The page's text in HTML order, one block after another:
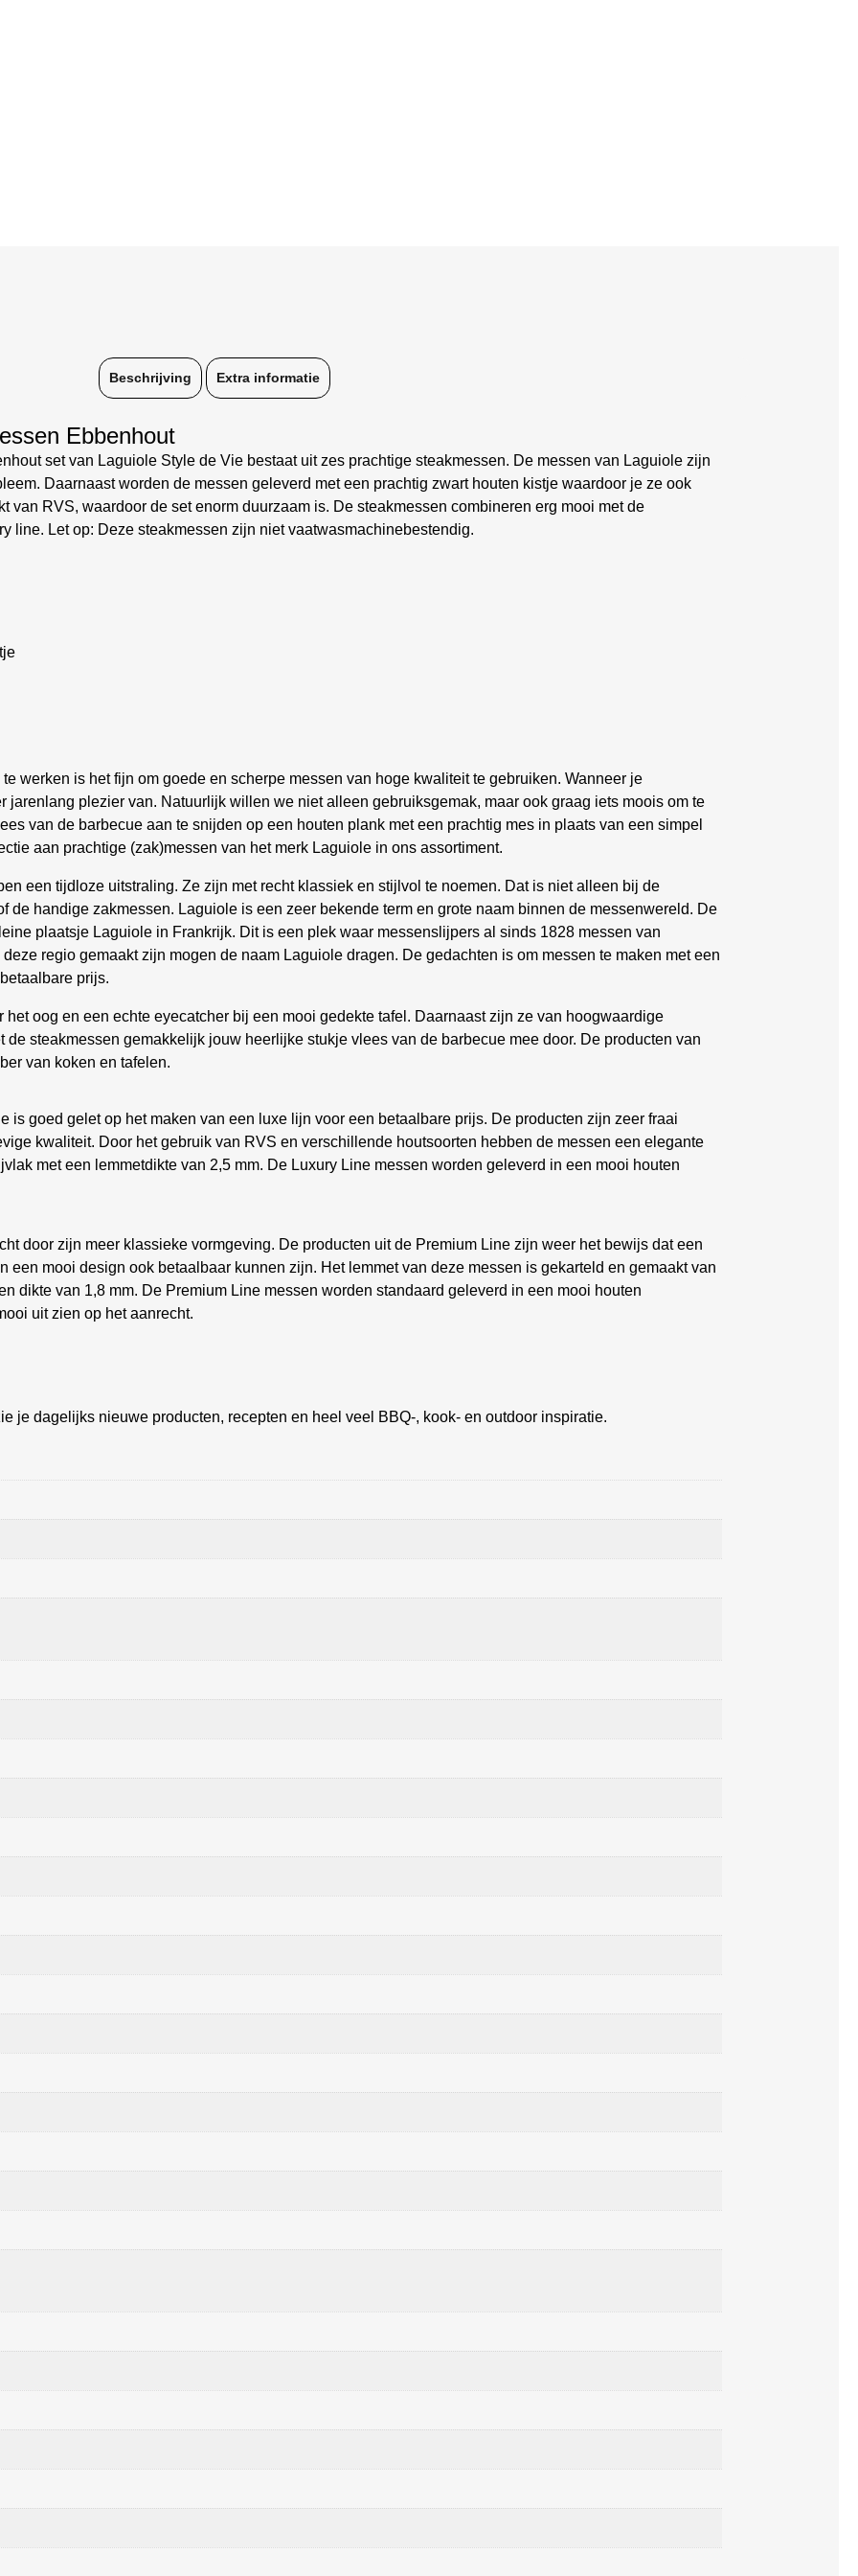
Beschrijving Extra informatie
Ebbenhout
set van Laguiole Style de Vie bestaat uit zes prachtige steakmessen. De messen van Laguiole zijn
Daarnaast worden de messen geleverd met een prachtig zwart houten kistje waardoor je ze ook
van RVS, waardoor de set enorm duurzaam is. De steakmessen combineren erg mooi met de
line. Let op: Deze steakmessen zijn niet vaatwasmachinebestendig.
werken is het fijn om goede en scherpe messen van hoge kwaliteit te gebruiken. Wanneer je
jarenlang plezier van. Natuurlijk willen we niet alleen gebruiksgemak, maar ook graag iets moois om te
van de barbecue aan te snijden op een houten plank met een prachtig mes in plaats van een simpel
aan prachtige (zak)messen van het merk Laguiole in ons assortiment.
een tijdloze uitstraling. Ze zijn met recht klassiek en stijlvol te noemen. Dat is niet alleen bij de
de handige zakmessen. Laguiole is een zeer bekende term en grote naam binnen de messenwereld. De
plaatsje Laguiole in Frankrijk. Dit is een plek waar messenslijpers al sinds 1828 messen van
regio gemaakt zijn mogen de naam Laguiole dragen. De gedachten is om messen te maken met een
prijs.
oog en een echte eyecatcher bij een mooi gedekte tafel. Daarnaast zijn ze van hoogwaardige
steakmessen gemakkelijk jouw heerlijke stukje vlees van de barbecue mee door. De producten van
van koken en tafelen.
is goed gelet op het maken van een luxe lijn voor een betaalbare prijs. De producten zijn zeer fraai
kwaliteit. Door het gebruik van RVS en verschillende houtsoorten hebben de messen een elegante
met een lemmetdikte van 2,5 mm. De Luxury Line messen worden geleverd in een mooi houten
door zijn meer klassieke vormgeving. De producten uit de Premium Line zijn weer het bewijs dat een
een mooi design ook betaalbaar kunnen zijn. Het lemmet van deze messen is gekarteld en gemaakt van
dikte van 1,8 mm. De Premium Line messen worden standaard geleverd in een mooi houten
uit zien op het aanrecht.
je dagelijks nieuwe producten, recepten en heel veel BBQ-, kook- en outdoor inspiratie.